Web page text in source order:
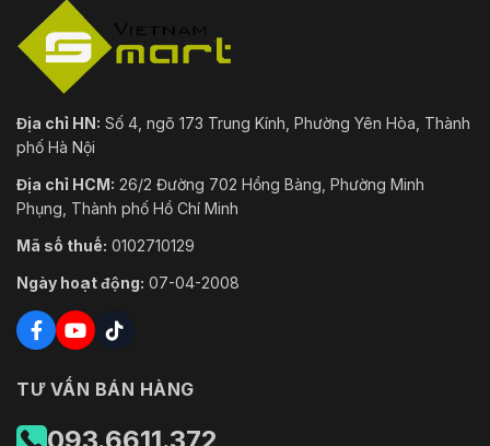
Kích
thước
Ø 320 mm × 393 mm
lượng
10.6kgkg
Địa chỉ HN: Số 4, ngõ 173 Trung Kính, Phường Yên Hòa, Thành
phố Hà Nội
Địa chỉ HCM: 26/2 Đường 702 Hồng Bàng, Phường Minh
Phụng, Thành phố Hồ Chí Minh
Mã số thuế: 0102710129
Ngày hoạt động: 07-04-2008
TƯ VẤN BÁN HÀNG